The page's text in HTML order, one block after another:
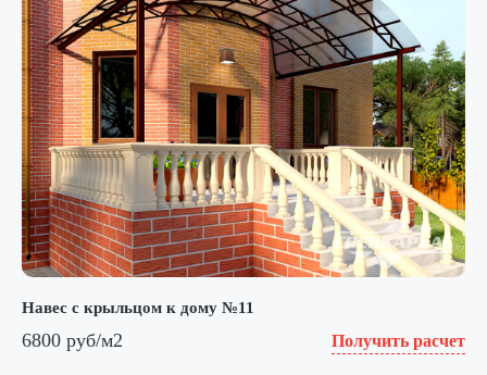
Навес с крыльцом к дому №11
6800 руб/м2 Получить расчет